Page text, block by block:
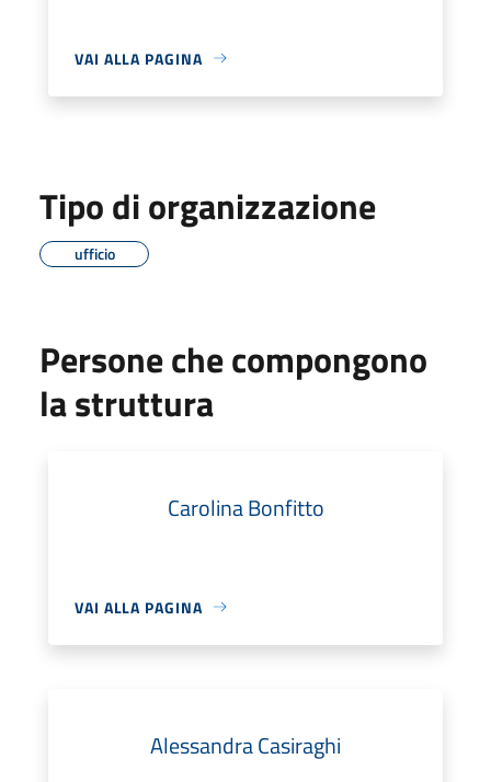
VAI ALLA PAGINA
Tipo di organizzazione
ufficio
Persone che compongono
la struttura
Carolina Bonfitto
VAI ALLA PAGINA
Alessandra Casiraghi